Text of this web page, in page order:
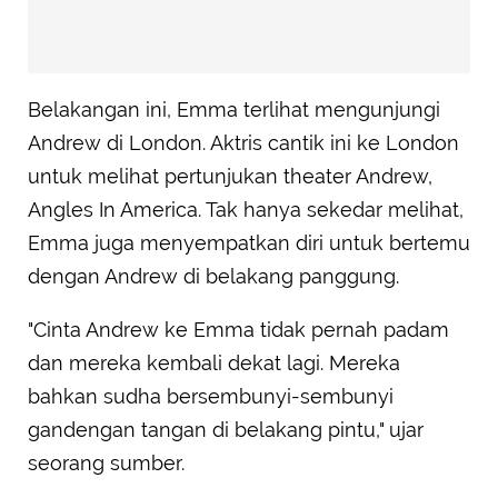
Belakangan ini, Emma terlihat mengunjungi
Andrew di London. Aktris cantik ini ke London
untuk melihat pertunjukan theater Andrew,
Angles In America. Tak hanya sekedar melihat,
Emma juga menyempatkan diri untuk bertemu
dengan Andrew di belakang panggung.
"Cinta Andrew ke Emma tidak pernah padam
dan mereka kembali dekat lagi. Mereka
bahkan sudha bersembunyi-sembunyi
gandengan tangan di belakang pintu," ujar
seorang sumber.